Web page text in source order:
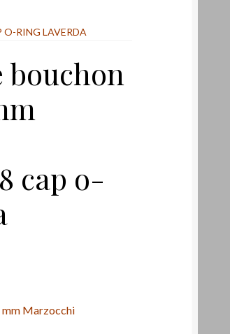
RING LAVERDA
bouchon
cap o-
mm Marzocchi